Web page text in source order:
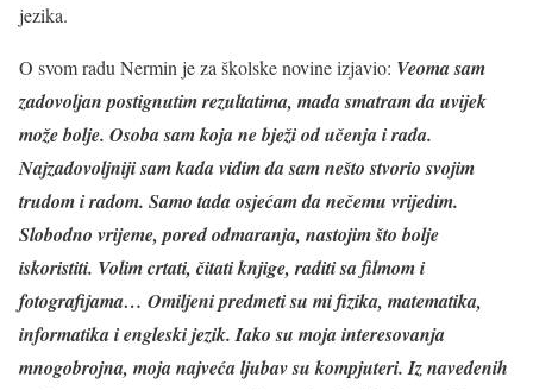
jezika.
O svom radu Nermin je za školske novine izjavio: Veoma sam
zadovoljan postignutim rezultatima, mada smatram da uvijek
može bolje. Osoba sam koja ne bježi od učenja i rada.
Najzadovoljniji sam kada vidim da sam nešto stvorio svojim
trudom i radom. Samo tada osjećam da nečemu vrijedim.
Slobodno vrijeme, pored odmaranja, nastojim što bolje
iskoristiti. Volim crtati, čitati knjige, raditi sa filmom i
fotografijama… Omiljeni predmeti su mi fizika, matematika,
informatika i engleski jezik. Iako su moja interesovanja
mnogobrojna, moja najveća ljubav su kompjuteri. Iz navedenih